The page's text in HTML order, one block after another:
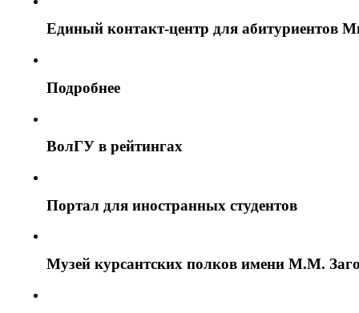
Единый контакт-центр для абитуриентов
Подробнее
ВолГУ в рейтингах
Портал для иностранных студентов
Музей курсантских полков имени М.М.